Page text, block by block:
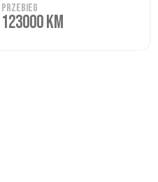
PRZEBIEG
123000 KM